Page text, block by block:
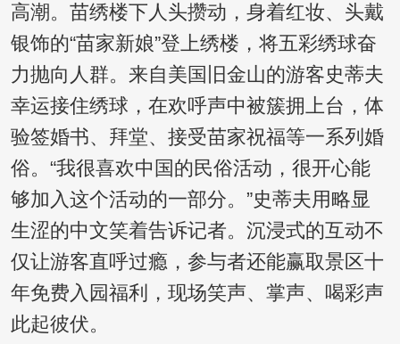
高潮。苗绣楼下人头攒动，身着红妆、头戴
银饰的“苗家新娘”登上绣楼，将五彩绣球奋
力抛向人群。来自美国旧金山的游客史蒂夫
幸运接住绣球，在欢呼声中被簇拥上台，体
验签婚书、拜堂、接受苗家祝福等一系列婚
俗。“我很喜欢中国的民俗活动，很开心能
够加入这个活动的一部分。”史蒂夫用略显
生涩的中文笑着告诉记者。沉浸式的互动不
仅让游客直呼过瘾，参与者还能赢取景区十
年免费入园福利，现场笑声、掌声、喝彩声
此起彼伏。